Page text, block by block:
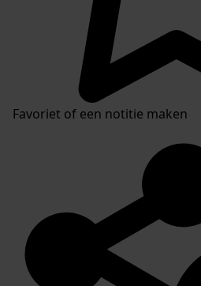
Favoriet of een notitie maken